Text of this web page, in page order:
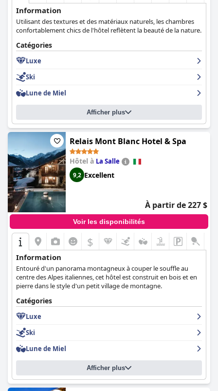
Information
Utilisant des textures et des matériaux naturels, les chambres
confortablement chics de l'hôtel reflètent la beauté de la nature.
Catégories
Luxe
Ski
Lune de Miel
Afficher plus
Relais Mont Blanc Hotel & Spa
Hôtel à La Salle
9,2 Excellent
À partir de 227 $
Voir les disponibilités
$
Information
Entouré d'un panorama montagneux à couper le souffle au
centre des Alpes italiennes, cet hôtel est construit en bois et en
pierre dans le style d'un petit village de montagne.
Catégories
Luxe
Ski
Lune de Miel
Afficher plus